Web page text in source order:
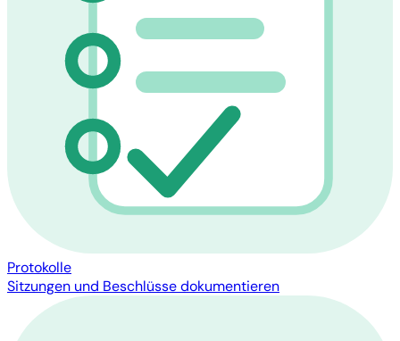
Protokolle
Sitzungen und Beschlüsse dokumentieren